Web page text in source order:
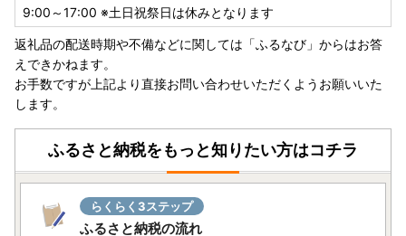
◎お申込みが令和7年12月31日（水）でも、決済日時が令和
8年1月1日（木）以降の場合は、令和8年分のご寄附の受領
証明書となりますのでご留意ください。
◎受領証明書に記載する受領日（振込日）は、オンライン決
済での処理日（利用日）となり、寄附者様のカード等の引き
落とし日とは取扱いが異なりますのでご留意ください。
■書類の発送日
◎令和7年12月30日（火）にオンライン決済をいただいた方
◎令和7年12月31日（水）にオンライン決済をいただいた方
には、
令和8年１月6日（火）に書類を発送いたします。
9:00～17:00 ※土日祝祭日は休みとなります
返礼品の配送時期や不備などに関しては「ふるなび」からはお答
えできかねます。
お手数ですが上記より直接お問い合わせいただくようお願いいた
します。
ふるさと納税をもっと知りたい方はコチラ
らくらく3ステップ
ふるさと納税の流れ